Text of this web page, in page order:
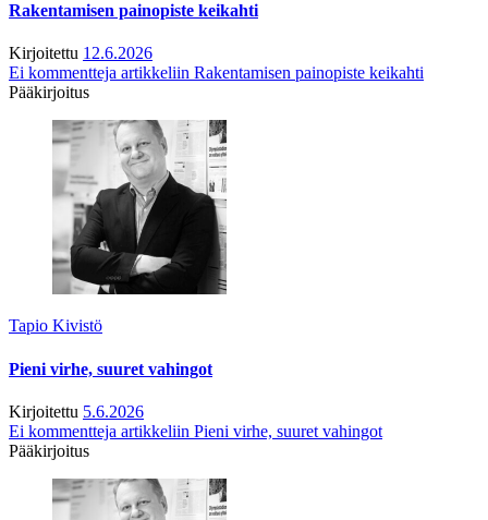
Rakentamisen painopiste keikahti
Kirjoitettu 12.6.2026
Ei kommentteja artikkeliin Rakentamisen painopiste keikahti
Pääkirjoitus
Tapio Kivistö
Pieni virhe, suuret vahingot
Kirjoitettu 5.6.2026
Ei kommentteja artikkeliin Pieni virhe, suuret vahingot
Pääkirjoitus